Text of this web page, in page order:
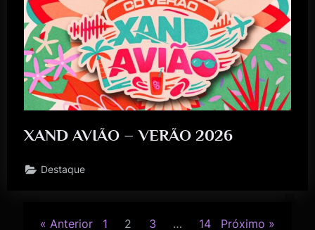
XAND AVIÃO – VERÃO 2026
Destaque
Anterior 1 2 3 … 14 Próximo